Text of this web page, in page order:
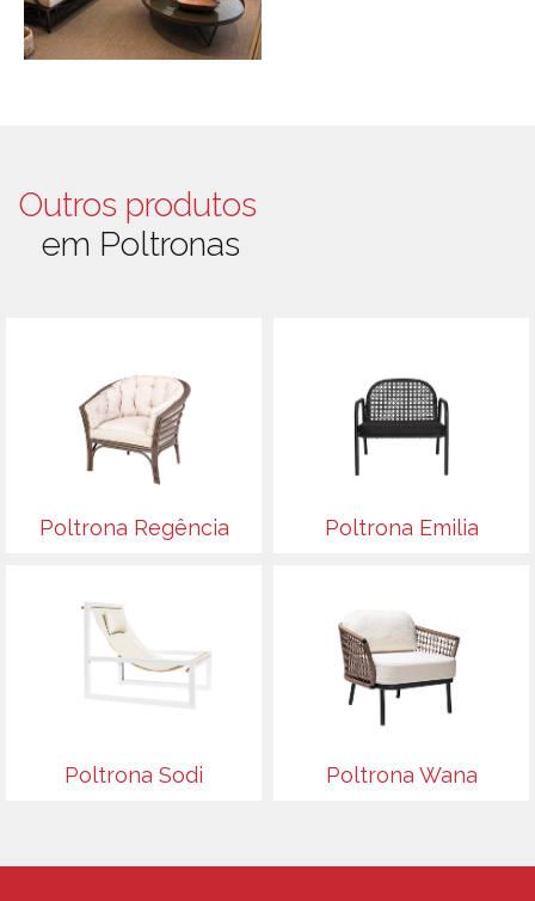
Outros produtos
em Poltronas
Poltrona Regência Poltrona Emilia
Poltrona Sodi Poltrona Wana